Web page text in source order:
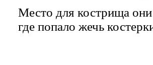
Место для кострища
где попало жечь